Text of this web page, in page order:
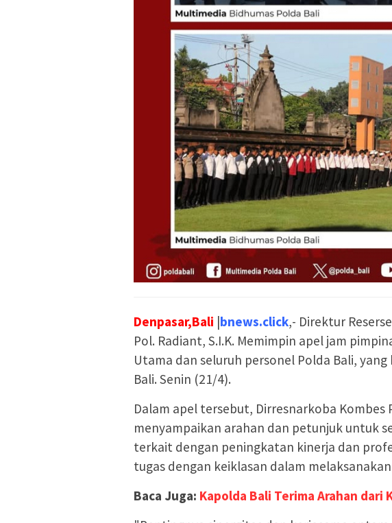
Denpasar,Bali |bnews.click,- Direktur
Pol. Radiant, S.I.K. Memimpin apel jam
Utama dan seluruh personel Polda Bali,
Bali. Senin (21/4).
Dalam apel tersebut, Dirresnarkoba Kombes
menyampaikan arahan dan petunjuk untuk
terkait dengan peningkatan kinerja dan
tugas dengan keiklasan dalam melaksanakan
Baca Juga: Kapolda Bali Terima Arahan dari